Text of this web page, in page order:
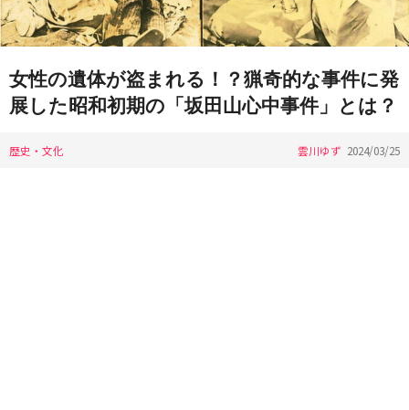
女性の遺体が盗まれる！？猟奇的な事件に発
展した昭和初期の「坂田山心中事件」とは？
歴史・文化 雲川ゆず 2024/03/25